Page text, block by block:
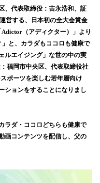
、代表取締役：吉永浩和、証
営する、日本初の全大会賞金
（アディクター）」より
と、カラダもココロも健康で
ルエイジング」な世の中の実
福岡市中央区、代表取締役社
ポーツを楽しむ若年層向け
ションをすることになりまし
ラダ・ココロどちらも健康で
画コンテンツを配信し、父の